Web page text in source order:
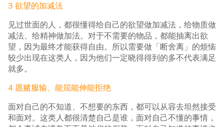
3 欲望的加减法
见过世面的人，都很懂得给自己的欲望做加减法，给物质做
减法、给精神做加法。对于不需要的物品，都能抽离出欲
望，因为最终才能获得自由。所以需要做「断舍离」的烦恼
较少出现在这类人，因为他们一定晓得得到的多不代表满足
就多。
4 愿赌服输、能屈能伸能拒绝
面对自己的不知道、不想要的东西，都可以从容去坦然接受
和面对。这类人都很清楚自己是谁，面对自己不懂的事情，